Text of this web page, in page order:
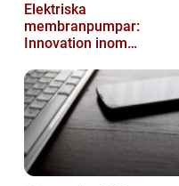
Elektriska
membranpumpar:
Innovation inom